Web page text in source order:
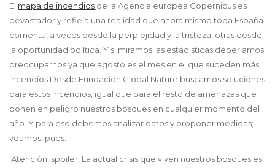
El mapa de incendios de la Agencia europea Copernicus es
devastador y refleja una realidad que ahora mismo toda España
comenta, a veces desde la perplejidad y la tristeza, otras desde
la oportunidad política. Y si miramos las estadísticas deberíamos
preocuparnos ya que agosto es el mes en el que suceden más
incendios Desde Fundación Global Nature buscamos soluciones
para estos incendios, igual que para el resto de amenazas que
ponen en peligro nuestros bosques en cualquier momento del
año. Y para eso debemos analizar datos y proponer medidas;
veamos, pues.
¡Atención, spoiler! La actual crisis que viven nuestros bosques es